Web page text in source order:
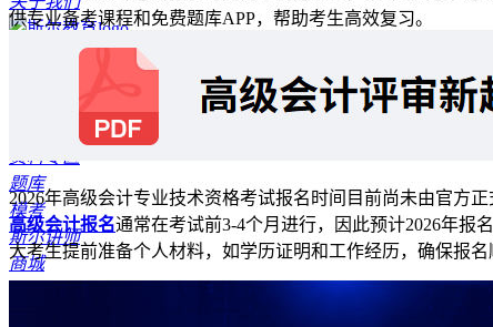
资料专区
题库
模考
斯尔讲师
商城
供专业备考课程和免费题库APP，帮助考生高效复习。
2026年高级会计专业技术资格考试报名时间目前尚未由官方
高级会计报名通常在考试前3-4个月进行，因此预计2026年报
大考生提前准备个人材料，如学历证明和工作经历，确保报名